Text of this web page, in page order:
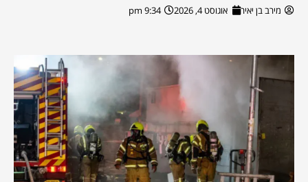
מירב בן יאיר אוגוסט 4, 2026 9:34 pm